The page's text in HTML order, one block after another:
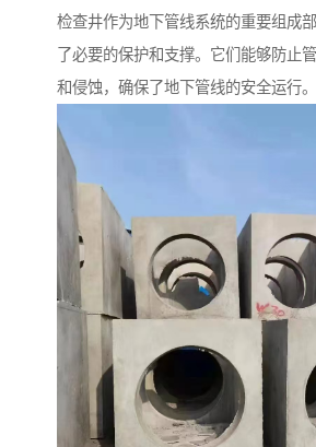
检查井作为地下管线系统的重要组成
了必要的保护和支撑。它们能够防止
和侵蚀，确保了地下管线的安全运行。